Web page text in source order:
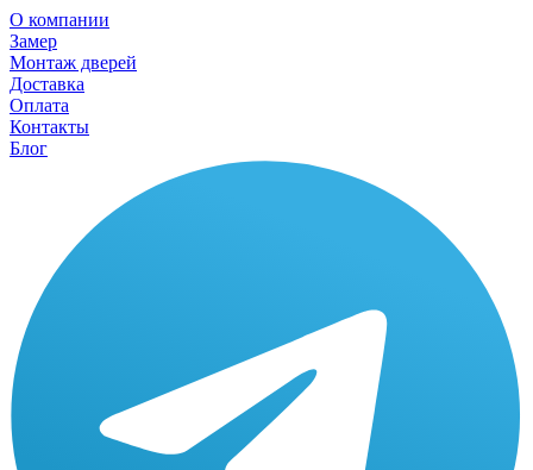
О компании
Замер
Монтаж дверей
Доставка
Оплата
Контакты
Блог